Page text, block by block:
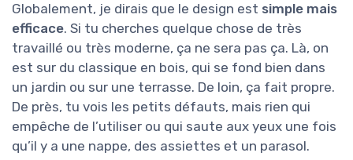
Globalement, je dirais que le design est simple mais
efficace. Si tu cherches quelque chose de très
travaillé ou très moderne, ça ne sera pas ça. Là, on
est sur du classique en bois, qui se fond bien dans
un jardin ou sur une terrasse. De loin, ça fait propre.
De près, tu vois les petits défauts, mais rien qui
empêche de l’utiliser ou qui saute aux yeux une fois
qu’il y a une nappe, des assiettes et un parasol.